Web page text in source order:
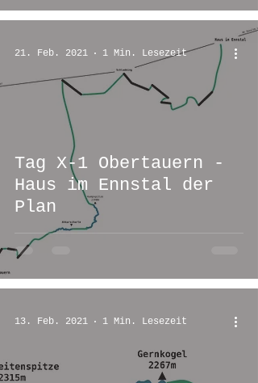
Tag X-1 Obertauern -
Haus im Ennstal der
Plan
21. Feb. 2021 1 Min. Lesezeit
13. Feb. 2021 1 Min. Lesezeit